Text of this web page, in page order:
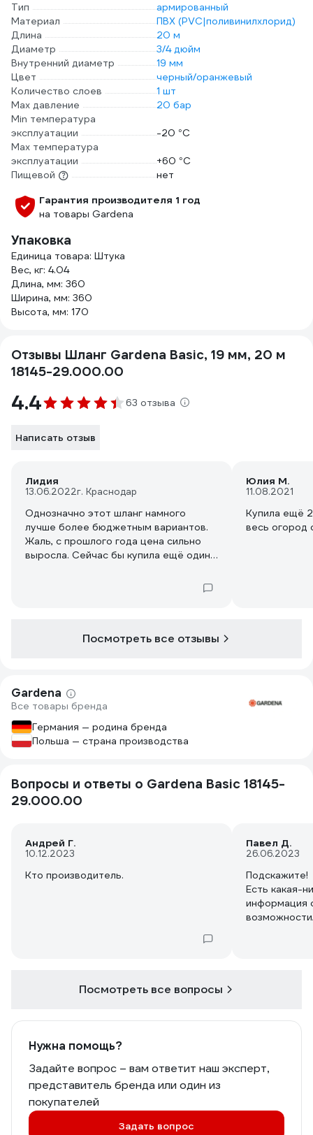
Тип
армированный
Материал
ПВХ (PVC|поливинилхлорид)
Длина
20 м
Диаметр
3/4 дюйм
Внутренний диаметр
19 мм
Цвет
черный/оранжевый
Количество слоев
1 шт
Max давление
20 бар
Min температура
эксплуатации
-20 °С
Мах температура
эксплуатации
+60 °С
Пищевой
нет
Гарантия производителя 1 год
на товары Gardena
Упаковка
Единица товара: Штука
Вес, кг: 4.04
Длина, мм: 360
Ширина, мм: 360
Высота, мм: 170
Отзывы Шланг Gardena Basic, 19 мм, 20 м
18145-29.000.00
4.4 63 отзыва
Написать отзыв
Лидия
13.06.2022г. Краснодар
Однозначно этот шланг намного
лучше более бюджетным вариантов.
Жаль, с прошлого года цена сильно
выросла. Сейчас бы купила ещё один
Юлия М.
11.08.2021
Купила ещё
весь огород
Посмотреть все отзывы
Gardena
Все товары бренда
Германия — родина бренда
Польша — страна производства
Вопросы и ответы о Gardena Basic 18145-
29.000.00
Андрей Г.
10.12.2023
Кто производитель.
Павел Д.
26.06.2023
Подскажите!
Есть какая-
информация
Посмотреть все вопросы
Нужна помощь?
Задайте вопрос – вам ответит наш эксперт,
представитель бренда или один из
покупателей
Задать вопрос